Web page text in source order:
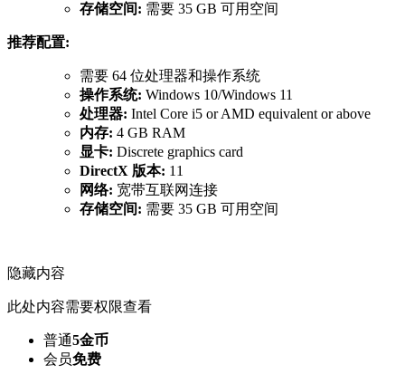
存储空间: 需要 35 GB 可用空间
推荐配置:
需要 64 位处理器和操作系统
操作系统: Windows 10/Windows 11
处理器: Intel Core i5 or AMD equivalent or above
内存: 4 GB RAM
显卡: Discrete graphics card
DirectX 版本: 11
网络: 宽带互联网连接
存储空间: 需要 35 GB 可用空间
隐藏内容
此处内容需要权限查看
普通5金币
会员免费